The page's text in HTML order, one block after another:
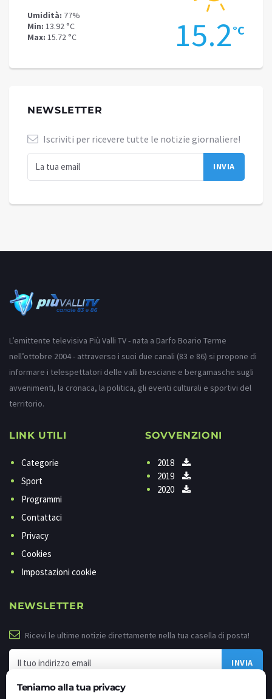
Teniamo alla tua privacy
Umidità: 77%
Min: 13.92 °C
Max: 15.72 °C 15.2°C
NEWSLETTER
Iscriviti per ricevere tutte le notizie giornaliere!
L’emittente televisiva Più Valli TV - nata a Darfo Boario Terme
nell’ottobre 2004 - attraverso i suoi due canali (83 e 86) si propone di
informare i telespettatori delle valli bresciane e bergamasche sugli
avvenimenti, la cronaca, la politica, gli eventi culturali e sportivi del
territorio.
LINK UTILI
Categorie
Sport
Programmi
Contattaci
Privacy
Cookies
Impostazioni cookie
SOVVENZIONI
2018
2019
2020
NEWSLETTER
Ricevi le ultime notizie direttamente nella tua casella di posta!